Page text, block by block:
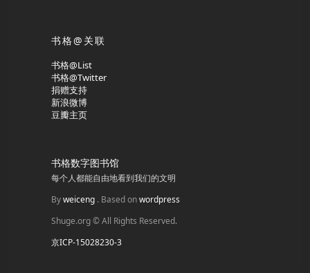
书格@关联
书格@List
书格@Twitter
捐赠支持
新浪微博
豆瓣主页
书格数字图书馆
每个人都能自由地看到我们的文明
Byweiceng . Based onwordpress
Shuge.org © All Rights Reserved.
京ICP-15028230-3